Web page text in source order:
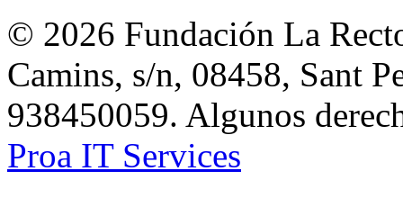
© 2026 Fundación La
Camins, s/n, 08458, Sant
938450059. Algunos
Proa IT Services